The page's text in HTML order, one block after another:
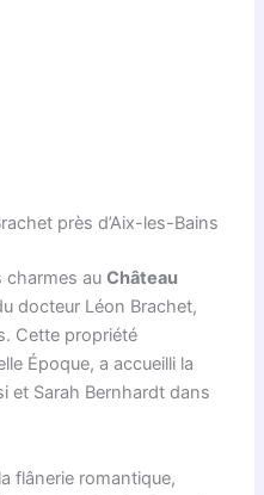
près d’Aix-les-Bains
charmes auChâteau
docteur Léon Brachet,
Cette propriété
Époque, a accueilli la
et Sarah Bernhardt dans
flânerie romantique,